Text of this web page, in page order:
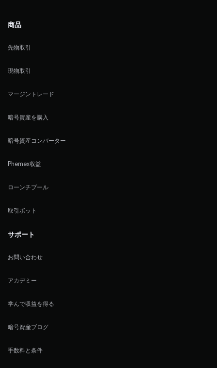
商品
先物取引
現物取引
マージントレード
暗号資産を購入
暗号資産コンバーター
Phemex収益
ローンチプール
取引ボット
サポート
お問い合わせ
アカデミー
学んで収益を得る
暗号資産ブログ
手数料と条件